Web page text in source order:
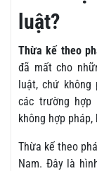
luật?
Thừa kế theo
đã mất cho
luật, chứ không
các trường
không hợp pháp,
Thừa kế theo
Nam. Đây là